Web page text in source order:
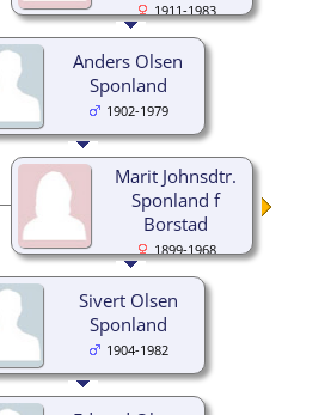
1911-1983
Anders Olsen
Sponland
1902-1979
Marit Johnsdtr.
Sponland f
Borstad
1899-1968
Sivert Olsen
Sponland
1904-1982